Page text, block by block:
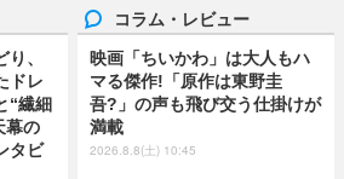
、
ドレ
“繊細
幕の
タビ
コラム・レビュー
映画「ちいかわ」は大人もハ
マる傑作!「原作は東野圭
吾?」の声も飛び交う仕掛けが
満載
2026.8.8(土) 10:45